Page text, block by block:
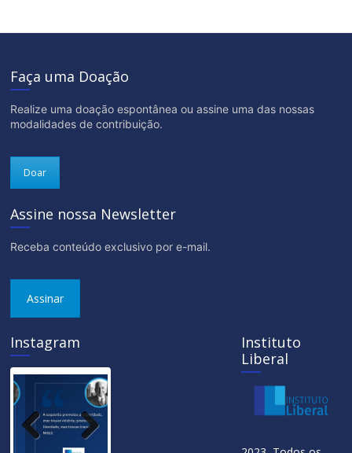
Faça uma Doação
Realize uma doação espontânea ou assine uma das nossas
modalidades de contribuição.
Doar
Assine nossa Newsletter
Receba conteúdo exclusivo por e-mail.
Assinar
Instagram
Next
Instituto
Liberal